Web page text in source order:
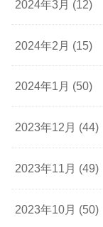
2024年3月 (12)
2024年2月 (15)
2024年1月 (50)
2023年12月 (44)
2023年11月 (49)
2023年10月 (50)